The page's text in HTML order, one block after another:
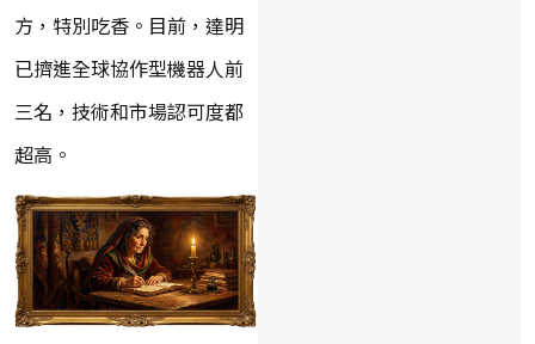
方，特別吃香。目前，達明
已擠進全球協作型機器人前
三名，技術和市場認可度都
超高。